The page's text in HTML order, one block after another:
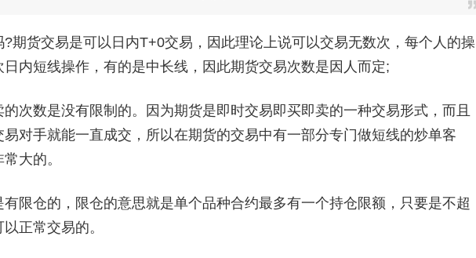
货交易是可以日内T+0交易，因此理论上说可以交易无数次，每个人的操
内短线操作，有的是中长线，因此期货交易次数是因人而定;
数是没有限制的。因为期货是即时交易即买即卖的一种交易形式，而且
对手就能一直成交，所以在期货的交易中有一部分专门做短线的炒单客
大的。
仓的，限仓的意思就是单个品种合约最多有一个持仓限额，只要是不超
正常交易的。